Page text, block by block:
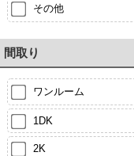
その他
間取り
ワンルーム
1DK
2K